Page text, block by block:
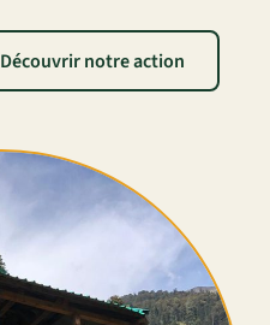
Découvrir notre action